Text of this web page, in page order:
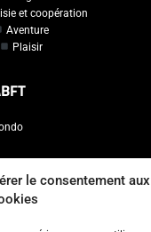
le consentement aux
et coopération
Aventure
Plaisir
Francophone de Taekwondo